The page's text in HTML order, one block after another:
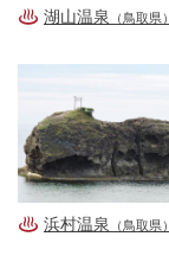
湖山温泉 （鳥取県）
浜村温泉 （鳥取県）